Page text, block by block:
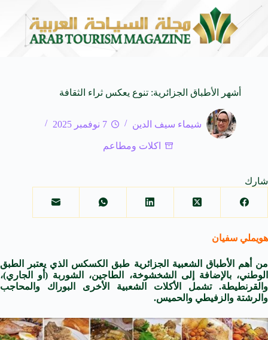
7 أغسطس 2026 مهرجان صيف بريدة يستقطب أكثر من 4 آلاف زائر يوميا ويوفر 500
أشهر الأطباق الجزائرية: تنوع يعكس ثراء الثقافة
شيماء سيف الدين 7 نوفمبر 2025
اكلات ومطاعم
شارك
هويملي سفيان
من أهم الأطباق الشعبية الجزائرية طبق الكسكس الذي يعتبر الطبق
الوطني، بالإضافة إلى الشخشوخة، الطاجين، الشوربة (أو الجاري)،
والقرنطيطة. تشمل الأكلات الشعبية الأخرى البوراك والمحاجب
والرشتة والزفيطي والحميس.